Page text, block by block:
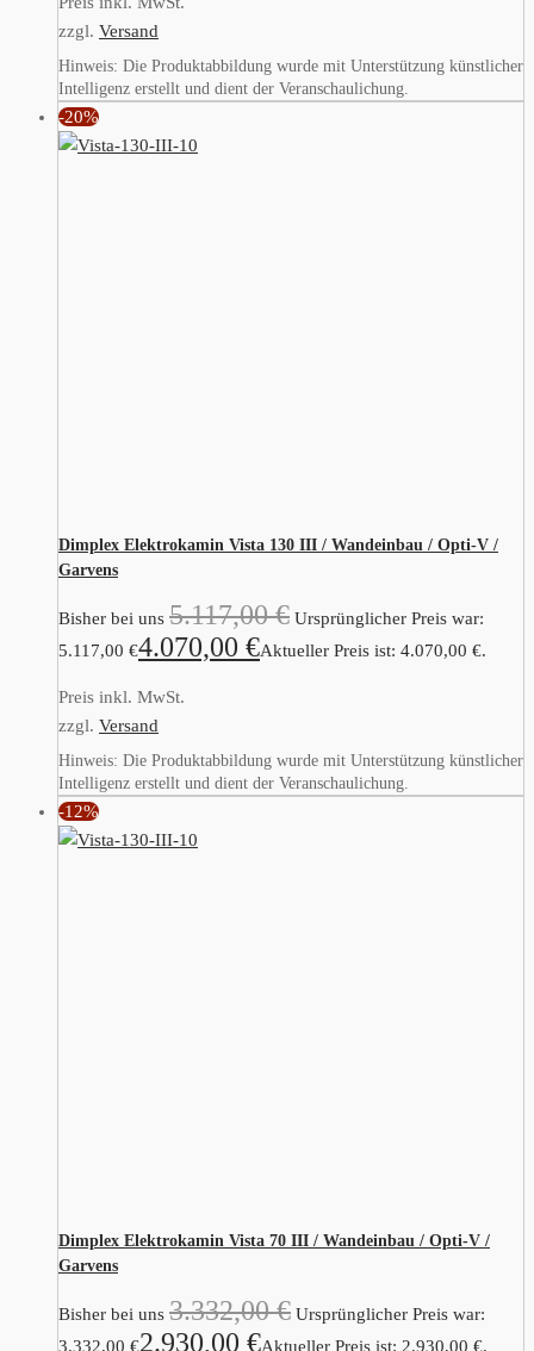
zzgl. Versand
Hinweis: Die Produktabbildung wurde mit Unterstützung künstlicher
Intelligenz erstellt und dient der Veranschaulichung.
-20%
Dimplex Elektrokamin Vista 130 III / Wandeinbau / Opti-V /
Garvens
Bisher bei uns 5.117,00€ Ursprünglicher Preis war:
5.117,00 €4.070,00 €Aktueller Preis ist: 4.070,00 €.
Preis inkl. MwSt.
zzgl. Versand
Hinweis: Die Produktabbildung wurde mit Unterstützung künstlicher
Intelligenz erstellt und dient der Veranschaulichung.
-12%
Dimplex Elektrokamin Vista 70 III / Wandeinbau / Opti-V /
Garvens
Bisher bei uns 3.332,00€ Ursprünglicher Preis war:
3.332,00 €2.930,00 €Aktueller Preis ist: 2.930,00 €.